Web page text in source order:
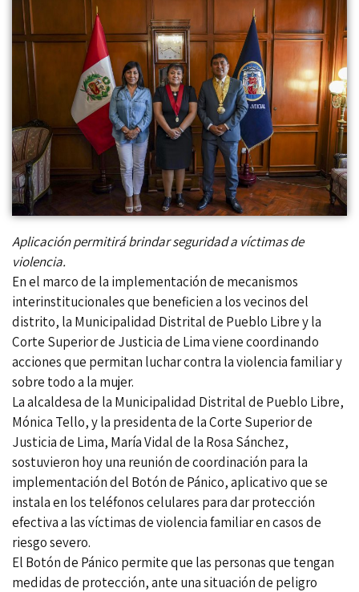
Aplicación permitirá brindar seguridad a víctimas de
violencia.
En el marco de la implementación de mecanismos
interinstitucionales que beneficien a los vecinos del
distrito, la Municipalidad Distrital de Pueblo Libre y la
Corte Superior de Justicia de Lima viene coordinando
acciones que permitan luchar contra la violencia familiar y
sobre todo a la mujer.
La alcaldesa de la Municipalidad Distrital de Pueblo Libre,
Mónica Tello, y la presidenta de la Corte Superior de
Justicia de Lima, María Vidal de la Rosa Sánchez,
sostuvieron hoy una reunión de coordinación para la
implementación del Botón de Pánico, aplicativo que se
instala en los teléfonos celulares para dar protección
efectiva a las víctimas de violencia familiar en casos de
riesgo severo.
El Botón de Pánico permite que las personas que tengan
medidas de protección, ante una situación de peligro